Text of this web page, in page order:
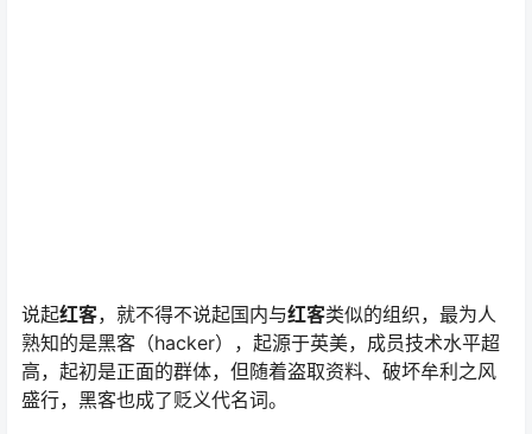
盛行，黑客也成了贬义代名词。
“灰客”是一个更为超然物外的群体，他们不发动攻击，也不
维护任何利益，而是一群“技术控”，注重专研技术，推崇个